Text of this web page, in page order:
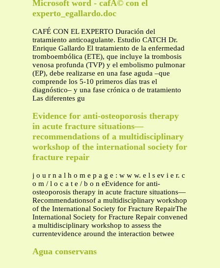
Microsoft word - cafÃ© con el
experto_egallardo.doc
CAFÉ CON EL EXPERTO Duración del
tratamiento anticoagulante. Estudio CATCH Dr.
Enrique Gallardo El tratamiento de la enfermedad
tromboembólica (ETE), que incluye la trombosis
venosa profunda (TVP) y el embolismo pulmonar
(EP), debe realizarse en una fase aguda –que
comprende los 5-10 primeros días tras el
diagnóstico– y una fase crónica o de tratamiento
Las diferentes gu
Evidence for anti-osteoporosis therapy
in acute fracture situations—
recommendations of a multidisciplinary
workshop of the international society for
fracture repair
j o u r n a l h o m e p a g e : w w w. e l s ev i e r. c
o m / l o c a t e / b o n eEvidence for anti-
osteoporosis therapy in acute fracture situations—
Recommendationsof a multidisciplinary workshop
of the International Society for Fracture RepairThe
International Society for Fracture Repair convened
a multidisciplinary workshop to assess the
currentevidence around the interaction betwee
Agua conservans